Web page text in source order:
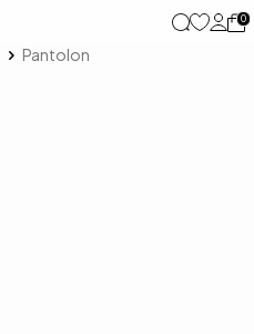
0
Pantolon